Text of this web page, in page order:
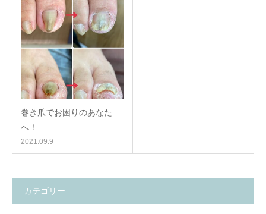
巻き爪でお困りのあなた
へ！
2021.09.9
カテゴリー